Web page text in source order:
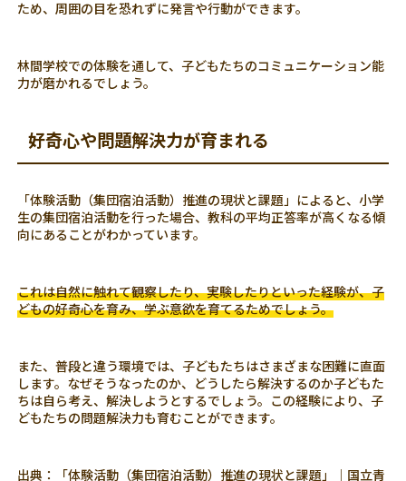
ため、周囲の目を恐れずに発言や行動ができます。
林間学校での体験を通して、子どもたちのコミュニケーション能
力が磨かれるでしょう。
好奇心や問題解決力が育まれる
「体験活動（集団宿泊活動）推進の現状と課題」によると、小学
生の集団宿泊活動を行った場合、教科の平均正答率が高くなる傾
向にあることがわかっています。
これは自然に触れて観察したり、実験したりといった経験が、子
どもの好奇心を育み、学ぶ意欲を育てるためでしょう。
また、普段と違う環境では、子どもたちはさまざまな困難に直面
します。なぜそうなったのか、どうしたら解決するのか子どもた
ちは自ら考え、解決しようとするでしょう。この経験により、子
どもたちの問題解決力も育むことができます。
出典： 「体験活動（集団宿泊活動）推進の現状と課題」｜国立青